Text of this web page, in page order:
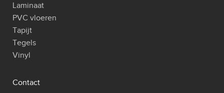
Laminaat
PVC vloeren
Tapijt
Tegels
Vinyl
Contact